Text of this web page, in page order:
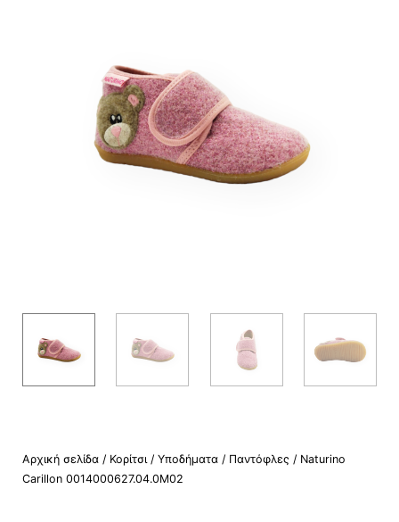
Αρχική σελίδα / Κορίτσι / Υποδήματα / Παντόφλες / Naturino
Carillon 0014000627.04.0M02